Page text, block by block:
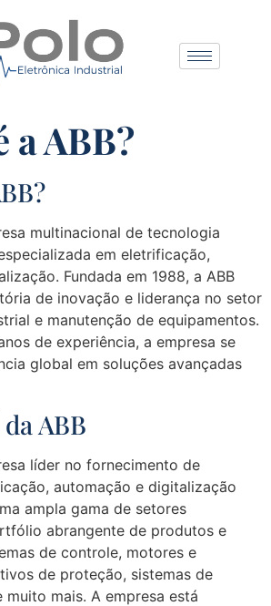
a ABB?
multinacional de tecnologia
em eletrificação,
Fundada em 1988, a ABB
de inovação e liderança no setor
e manutenção de equipamentos.
de experiência, a empresa se
global em soluções avançadas
ABB
líder no fornecimento de
automação e digitalização
ampla gama de setores
abrangente de produtos e
de controle, motores e
de proteção, sistemas de
mais. A empresa está